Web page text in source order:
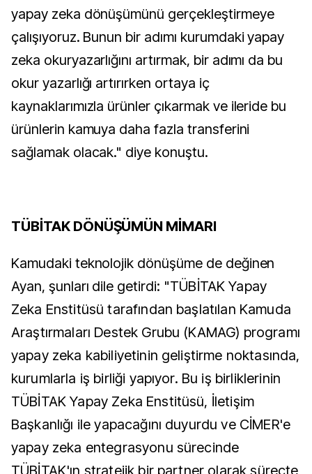
yapay zeka dönüşümünü gerçekleştirmeye
çalışıyoruz. Bunun bir adımı kurumdaki yapay
zeka okuryazarlığını artırmak, bir adımı da bu
okur yazarlığı artırırken ortaya iç
kaynaklarımızla ürünler çıkarmak ve ileride bu
ürünlerin kamuya daha fazla transferini
sağlamak olacak." diye konuştu.
TÜBİTAK DÖNÜŞÜMÜN MİMARI
Kamudaki teknolojik dönüşüme de değinen
Ayan, şunları dile getirdi: "TÜBİTAK Yapay
Zeka Enstitüsü tarafından başlatılan Kamuda
Araştırmaları Destek Grubu (KAMAG) programı
yapay zeka kabiliyetinin geliştirme noktasında,
kurumlarla iş birliği yapıyor. Bu iş birliklerinin
TÜBİTAK Yapay Zeka Enstitüsü, İletişim
Başkanlığı ile yapacağını duyurdu ve CİMER'e
yapay zeka entegrasyonu sürecinde
TÜBİTAK'ın stratejik bir partner olarak süreçte